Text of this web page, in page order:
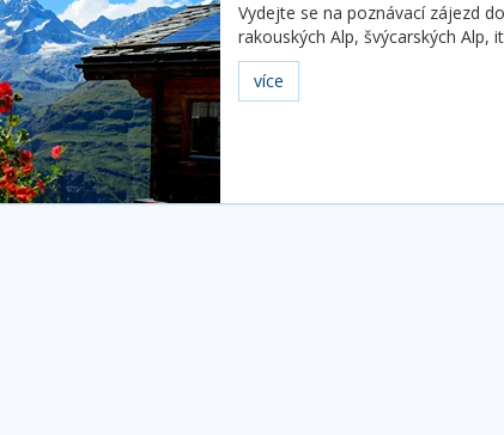
Vydejte se na poznávací zájezd
rakouských Alp, švýcarských Alp,
více